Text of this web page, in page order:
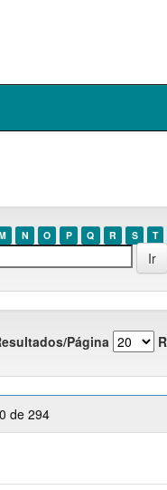
N O P Q R S T
Página
de 294